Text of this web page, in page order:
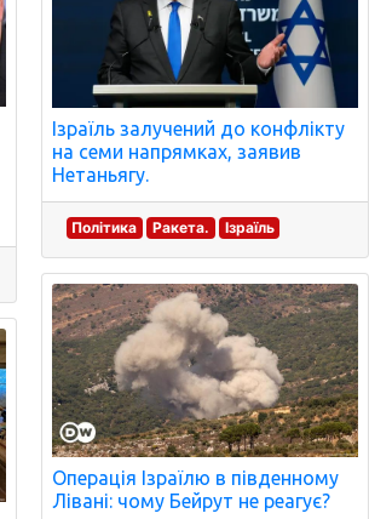
Ізраїль залучений до конфлікту
на семи напрямках, заявив
Нетаньягу.
Політика Ракета. Ізраїль
Операція Ізраїлю в південному
Лівані: чому Бейрут не реагує?